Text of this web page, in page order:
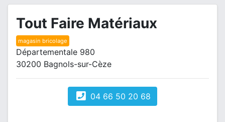
Tout Faire Matériaux
magasin bricolage
Départementale 980
30200 Bagnols-sur-Cèze
04 66 50 20 68